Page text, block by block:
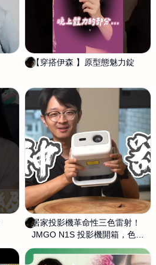
饒
昀
【穿搭伊森 】原型態魅力錠
饒
青
昀
居家投影機革命性三色雷射！
JMGO N1S 投影機開箱，色彩
與畫質的天花板